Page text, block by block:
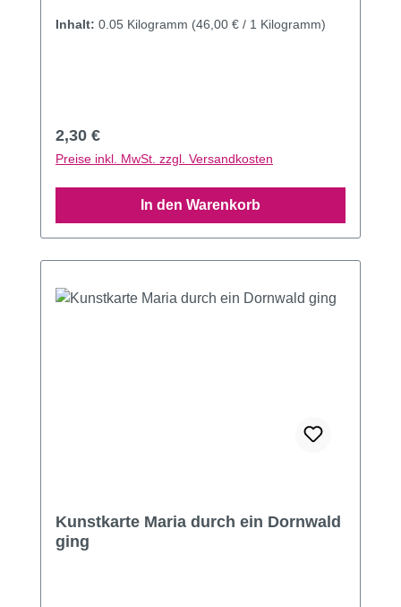
Inhalt: 0.05 Kilogramm (46,00 € / 1 Kilogramm)
Regulärer Preis:
2,30 €
Preise inkl. MwSt. zzgl. Versandkosten
In den Warenkorb
Kunstkarte Maria durch ein Dornwald
ging